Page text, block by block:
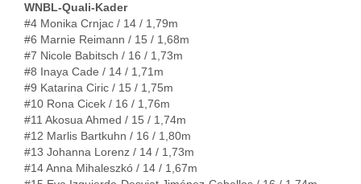
WNBL-Quali-Kader
#4 Monika Crnjac / 14 / 1,79m
#6 Marnie Reimann / 15 / 1,68m
#7 Nicole Babitsch / 16 / 1,73m
#8 Inaya Cade / 14 / 1,71m
#9 Katarina Ciric / 15 / 1,75m
#10 Rona Cicek / 16 / 1,76m
#11 Akosua Ahmed / 15 / 1,74m
#12 Marlis Bartkuhn / 16 / 1,80m
#13 Johanna Lorenz / 14 / 1,73m
#14 Anna Mihaleszkó / 14 / 1,67m